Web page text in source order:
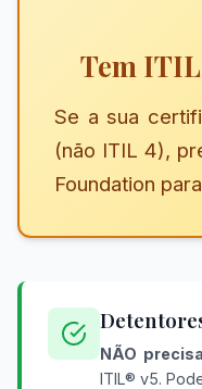
Tem
Se a sua
(não ITIL 4),
Foundation
NÃO
ITIL® v5.